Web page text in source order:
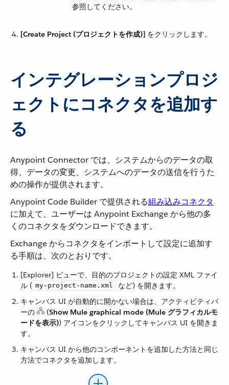
参照してください。
[Create Project (プロジェクトを作成)] ​ をクリックします。
インテグレーションプロジ
ェクトにコネクタを追加す
る
Anypoint Connector では、システムからのデータの取
得、データの変更、システムへのデータの送信を行うた
めの操作が提供されます。
Anypoint Code Builder で提供される​組み込みコネクタ
に加えて、ユーザーは Anypoint Exchange から他の多
くのコネクタをダウンロードできます。
Exchange からコネクタをインポートして設定に追加す
る手順は、次のとおりです。
[Explorer] ビューで、目的のプロジェクトの設定 XML ファイ
ル (​ my-project-name.xml
​ など) を開きます。
キャンバス UI が自動的に開かない場合は、アクティビティバ
ーの ​
​ (​Show Mule graphical mode (Mule グラフィカルモ
ードを表示)​) アイコンをクリックしてキャンバス UI を開きま
す。
キャンバス UI から他のコンポーネントを追加した方法と同じ
方法でコネクタを追加します。